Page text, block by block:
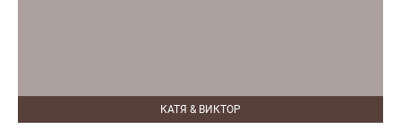
КАТЯ & ВИКТОР